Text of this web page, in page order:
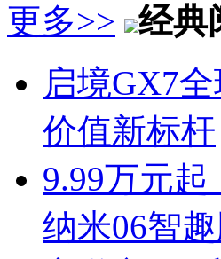
更多>>
经典
启境GX7
价值新标杆
9.99万元
纳米06智